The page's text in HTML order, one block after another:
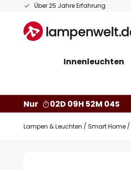
Über 25 Jahre Erfahrung
Zum
springen
Innenleuchten
Nur
02D 09H 52M 04S
Lampen & Leuchten Smart Home